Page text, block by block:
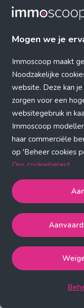
Mogen we je
Immoscoop maakt
Noodzakelijke
website. Deze kan
zorgen voor een
websitegebruik in
Immoscoop
haar commerciële
op 'Beheer cookies
Ons cookiebeleid
Aanvaard alle
noodzakelijke,
cookies.
de strict
Weiger
Application error: a
browser console for